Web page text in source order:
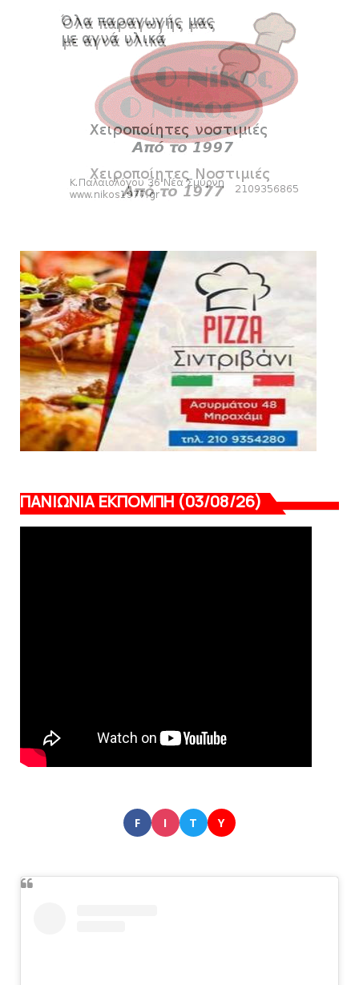
SLIDE
Ξεκινά η ελεύθερη διάθεση των εισιτηρίων
διαρκείας του βόλεϊ...
August 04, 2026
HEADLINES
Kυανέρυθρη και επίσημα η Πάτερου
August 04, 2026
SLIDE
Πανιώνια Εκπομπή: Έπεσε η αυλαία της
ΕΠΙΚΑΙΡΟΤΗΤΑ
LIVE η Πανιώνια Εκπομπή!
August 03, 2026
ΠΑΝΙΩΝΙΑ ΕΚΠΟΜΠΗ (03/08/26)
F I T Y